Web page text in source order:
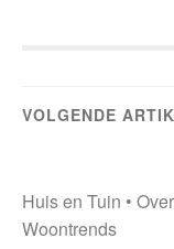
VOLGENDE
Huis en Tuin •
Woontrends